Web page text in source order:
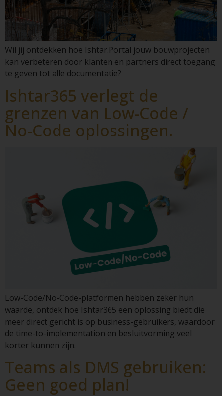
Wil jij ontdekken hoe Ishtar.Portal jouw bouwprojecten
kan verbeteren door klanten en partners direct toegang
te geven tot alle documentatie?
Ishtar365 verlegt de
grenzen van Low-Code /
No-Code oplossingen.
Low-Code/No-Code-platformen hebben zeker hun
waarde, ontdek hoe Ishtar365 een oplossing biedt die
meer direct gericht is op business-gebruikers, waardoor
de time-to-implementation en besluitvorming veel
korter kunnen zijn.
Teams als DMS gebruiken:
Geen goed plan!